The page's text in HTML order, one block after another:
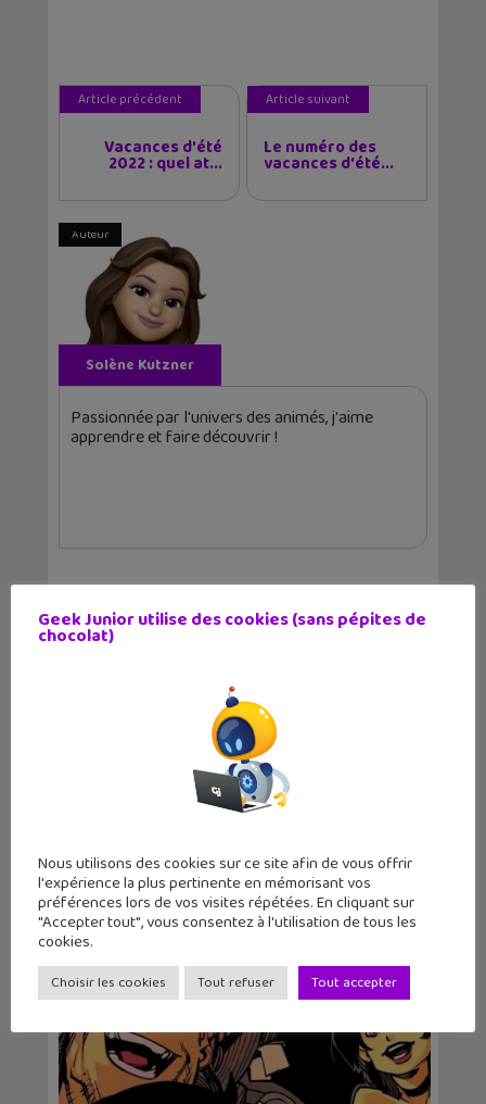
Article précédent
Vacances d'été
2022 : quel at...
Article suivant
Le numéro des
vacances d'été...
Auteur
Solène Kutzner
Passionnée par l'univers des animés, j'aime
apprendre et faire découvrir !
Articles similaires
Victor Wembanyama sur la jaquette
mondiale de NBA...
Geek Junior utilise des cookies (sans pépites de
chocolat)
Nous utilisons des cookies sur ce site afin de vous offrir
l'expérience la plus pertinente en mémorisant vos
préférences lors de vos visites répétées. En cliquant sur
"Accepter tout", vous consentez à l'utilisation de tous les
cookies.
Choisir les cookies Tout refuser Tout accepter